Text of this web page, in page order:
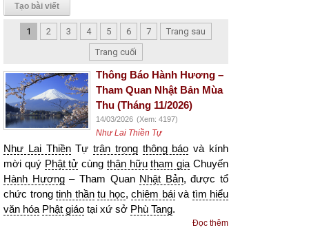
Tạo bài viết
1 2 3 4 5 6 7
Trang sau
Trang cuối
Thông Báo Hành Hương –
Tham Quan Nhật Bản Mùa
Thu (Tháng 11/2026)
14/03/2026 (Xem: 4197)
Như Lai Thiền Tự
Như Lai ThiềnTựtrân trọng thông báo và kính
mời quý Phật tử cùng thân hữu tham gia Chuyến
Hành Hương– Tham Quan Nhật Bản, được tổ
chức trong tinh thần tu học, chiêm báivà tìm hiểu
văn hóa Phật giáo tại xứ sở Phù Tang.
Đọc thêm